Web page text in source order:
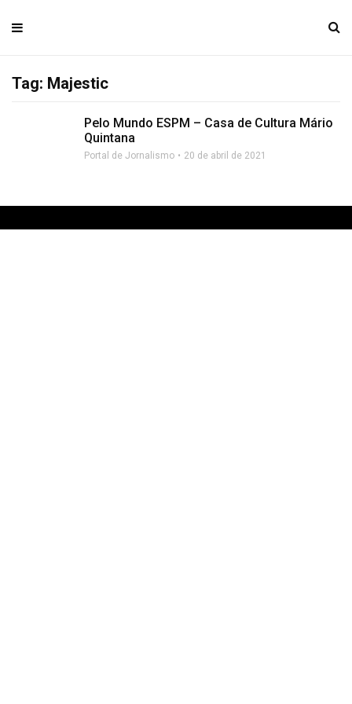
Tag: Majestic
Pelo Mundo ESPM – Casa de Cultura Mário
Quintana
Portal de Jornalismo 20 de abril de 2021